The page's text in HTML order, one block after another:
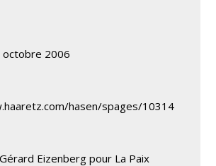
octobre 2006
hasen/spages/10314
Eizenberg pour La Paix